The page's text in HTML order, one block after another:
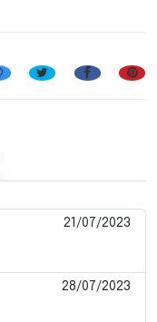
21/07/2023
28/07/2023